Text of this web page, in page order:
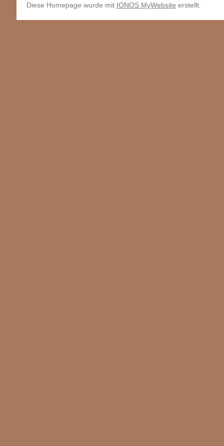
Diese Homepage wurde mit IONOS MyWebsite erstellt.